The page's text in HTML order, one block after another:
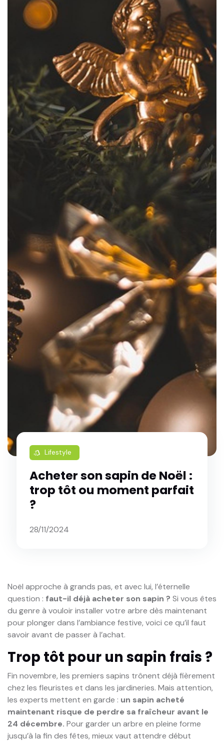
style Lifestyle
Acheter son sapin de Noël :
trop tôt ou moment parfait
?
28/11/2024
Noël approche à grands pas, et avec lui, l’éternelle
question : faut-il déjà acheter son sapin ? Si vous êtes
du genre à vouloir installer votre arbre dès maintenant
pour plonger dans l’ambiance festive, voici ce qu’il faut
savoir avant de passer à l’achat.
Trop tôt pour un sapin frais ?
Fin novembre, les premiers sapins trônent déjà fièrement
chez les fleuristes et dans les jardineries. Mais attention,
les experts mettent en garde : un sapin acheté
maintenant risque de perdre sa fraîcheur avant le
24 décembre. Pour garder un arbre en pleine forme
jusqu’à la fin des fêtes, mieux vaut attendre début